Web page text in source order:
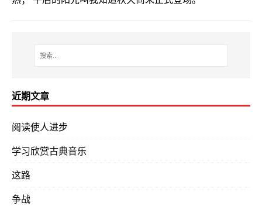
近期文章
阅读使人进步
学习欣赏古典音乐
这路
争战